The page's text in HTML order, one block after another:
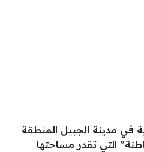
في مدينة الجبيل المنطقة
التي تقدر مساحتها